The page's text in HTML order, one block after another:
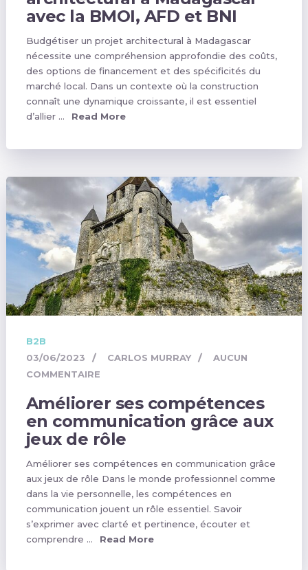
avec la BMOI, AFD et BNI
Budgétiser un projet architectural à Madagascar
nécessite une compréhension approfondie des coûts,
des options de financement et des spécificités du
marché local. Dans un contexte où la construction
connaît une dynamique croissante, il est essentiel
d’allier …
Read More
B2B
03/06/2023
CARLOS MURRAY
AUCUN
COMMENTAIRE
Améliorer ses compétences
en communication grâce aux
jeux de rôle
Améliorer ses compétences en communication grâce
aux jeux de rôle Dans le monde professionnel comme
dans la vie personnelle, les compétences en
communication jouent un rôle essentiel. Savoir
s’exprimer avec clarté et pertinence, écouter et
comprendre …
Read More